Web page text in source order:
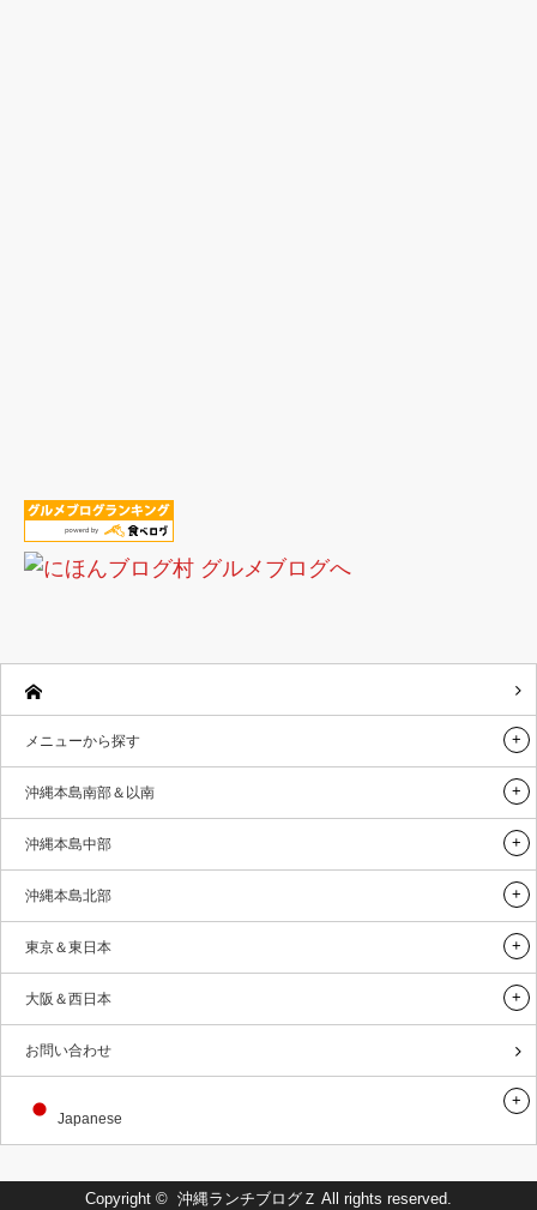
メニューから探す
沖縄本島南部＆以南
沖縄本島中部
沖縄本島北部
東京＆東日本
大阪＆西日本
お問い合わせ
Japanese
Copyright © 沖縄ランチブログＺ All rights reserved.